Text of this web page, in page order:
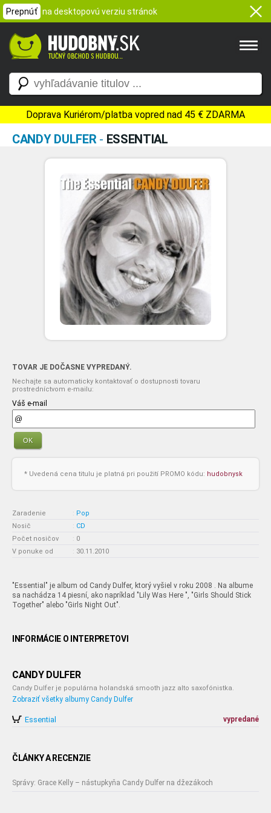
Prepnúť na desktopovú verziu stránok
Doprava Kuriérom/platba vopred nad 45 € ZDARMA
CANDY DULFER- ESSENTIAL
TOVAR JE DOČASNE VYPREDANÝ.
Nechajte sa automaticky kontaktovať o dostupnosti tovaru
prostredníctvom e-mailu:
Váš e-mail
OK
* Uvedená cena titulu je platná pri použití PROMO kódu: hudobnysk
Zaradenie : Pop
Nosič
: CD
Počet nosičov
: 0
V ponuke od
: 30.11.2010
"Essential" je album od Candy Dulfer, ktorý vyšiel v roku 2008 . Na albume
sa nachádza 14 piesní, ako napríklad "Lily Was Here ", "Girls Should Stick
Together" alebo "Girls Night Out".
INFORMÁCIE O INTERPRETOVI
CANDY DULFER
Candy Dulfer je populárna holandská smooth jazz alto saxofónistka.
Zobraziť všetky albumy Candy Dulfer
Essential vypredané
ČLÁNKY A RECENZIE
Správy: Grace Kelly – nástupkyňa Candy Dulfer na džezákoch